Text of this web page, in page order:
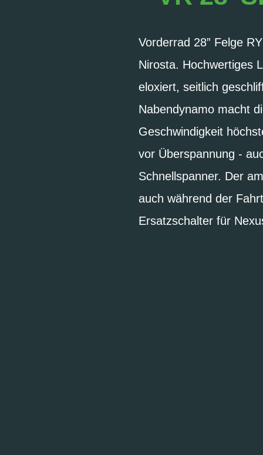
Vorderrad 28” Felge
Nirosta. Hochwertiges
eloxiert, seitlich
Nabendynamo macht
Geschwindigkeit
vor Überspannung -
Schnellspanner. Der
auch während der
Ersatzschalter für